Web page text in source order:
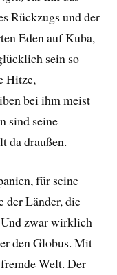
Rückzugs und der
Eden auf Kuba,
sein so
Hitze,
bei ihm meist
sind seine
da draußen.
für seine
der Länder, die
zwar wirklich
den Globus. Mit
Welt. Der